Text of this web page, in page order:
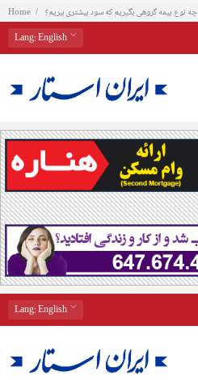
Home چه نوع بیمه گروهی بگیریم که سود بیشتری ببریم؟
Lang: English
Lang: English